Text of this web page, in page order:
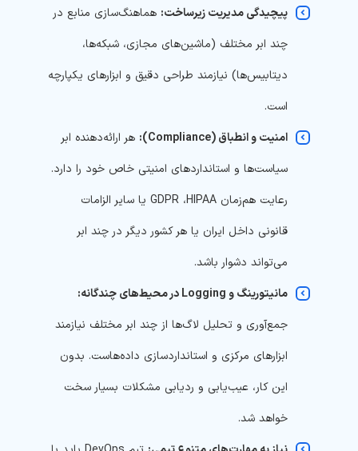
پیچیدگی مدیریت زیرساخت: هماهنگ‌سازی منابع در
چند ابر مختلف (ماشین‌های مجازی، شبکه‌ها،
دیتابیس‌ها) نیازمند طراحی دقیق و ابزارهای یکپارچه
است.
امنیت و انطباق (Compliance):
هر ارائه‌دهنده ابر
سیاست‌ها و استانداردهای امنیتی خاص خود را دارد.
رعایت هم‌زمان GDPR ،HIPAA یا سایر الزامات
قانونی داخل ایران یا هر کشور دیگر در چند ابر
می‌تواند دشوار باشد.
مانیتورینگ و Logging در محیط‌های چندگانه:
جمع‌آوری و تحلیل لاگ‌ها از چند ابر مختلف نیازمند
ابزارهای مرکزی و استانداردسازی داده‌هاست. بدون
این کار، عیب‌یابی و ردیابی مشکلات بسیار سخت
خواهد شد.